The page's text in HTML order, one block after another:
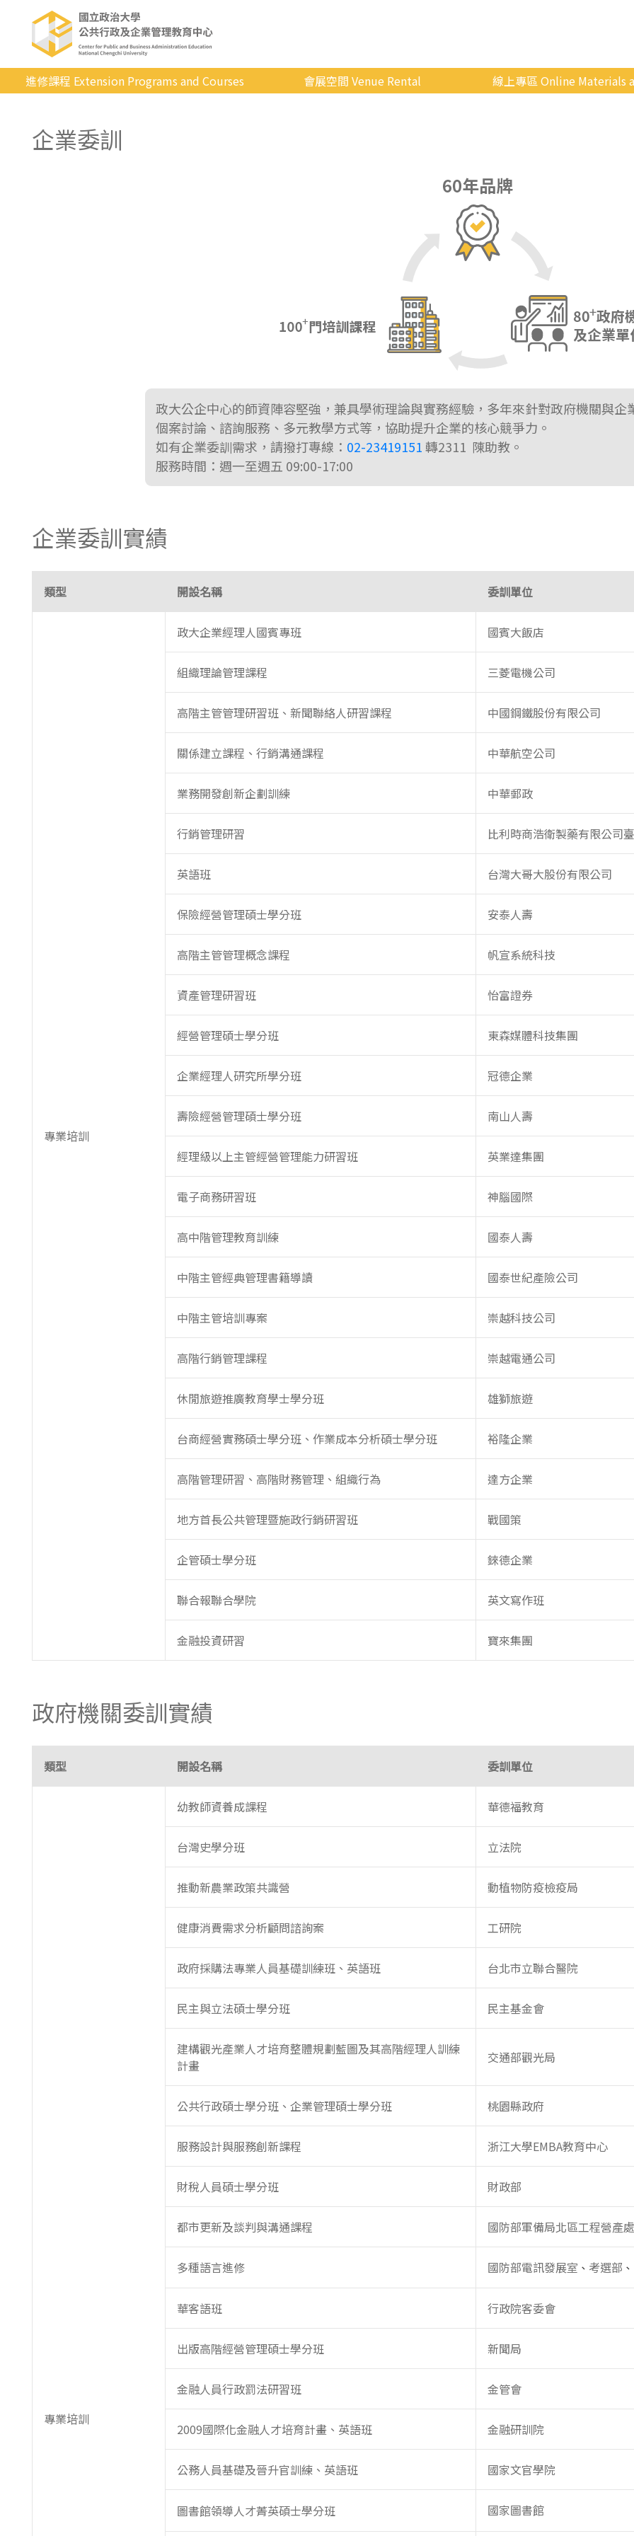
進修課程 Extension Programs and Courses
專業/學分
語言檢定
採購專業
隨班附讀
免費講座
會展空間 Venue Rental
線上專區 Online Materials
企業委訓
政大公企中心的師資陣容堅強，兼具學術理論與實務經驗，多年來針對政府機關與企
個案討論、諮詢服務、多元教學方式等，協助提升企業的核心競爭力。
如有企業委訓需求，請撥打專線： 02-23419151轉2311 陳助教。
服務時間：週一至週五 09:00-17:00
企業委訓實績
類型 開設名稱 委訓單位
專業培訓
政大企業經理人國賓專班 國賓大飯店
組織理論管理課程 三菱電機公司
高階主管管理研習班、新聞聯絡人研習課程 中國鋼鐵股份有限公司
關係建立課程、行銷溝通課程 中華航空公司
業務開發創新企劃訓練 中華郵政
行銷管理研習 比利時商浩衛製藥有限公司
英語班 台灣大哥大股份有限公司
保險經營管理碩士學分班 安泰人壽
高階主管管理概念課程 帆宣系統科技
資產管理研習班 怡富證券
經營管理碩士學分班 東森媒體科技集團
企業經理人研究所學分班 冠德企業
壽險經營管理碩士學分班 南山人壽
經理級以上主管經營管理能力研習班 英業達集團
電子商務研習班 神腦國際
高中階管理教育訓練 國泰人壽
中階主管經典管理書籍導讀 國泰世紀產險公司
中階主管培訓專案 崇越科技公司
高階行銷管理課程 崇越電通公司
休閒旅遊推廣教育學士學分班 雄獅旅遊
台商經營實務碩士學分班、作業成本分析碩士學分班 裕隆企業
高階管理研習、高階財務管理、組織行為 達方企業
地方首長公共管理暨施政行銷研習班 戰國策
企管碩士學分班 錸德企業
聯合報聯合學院 英文寫作班
金融投資研習 寶來集團
政府機關委訓實績
類型 開設名稱 委訓單位
專業培訓
幼教師資養成課程 華德福教育
台灣史學分班 立法院
推動新農業政策共識營 動植物防疫檢疫局
健康消費需求分析顧問諮詢案 工研院
政府採購法專業人員基礎訓練班、英語班 台北市立聯合醫院
民主與立法碩士學分班 民主基金會
建構觀光產業人才培育整體規劃藍圖及其高階經理人訓練
計畫
交通部觀光局
公共行政碩士學分班、企業管理碩士學分班 桃園縣政府
服務設計與服務創新課程 浙江大學EMBA教育中心
財稅人員碩士學分班 財政部
都市更新及談判與溝通課程 國防部軍備局北區工程營產處
多種語言進修 國防部電訊發展室 、 考選部 、
華客語班 行政院客委會
出版高階經營管理碩士學分班 新聞局
金融人員行政罰法研習班 金管會
2009國際化金融人才培育計畫、英語班 金融研訓院
公務人員基礎及晉升官訓練、英語班 國家文官學院
圖書館領導人才菁英碩士學分班 國家圖書館